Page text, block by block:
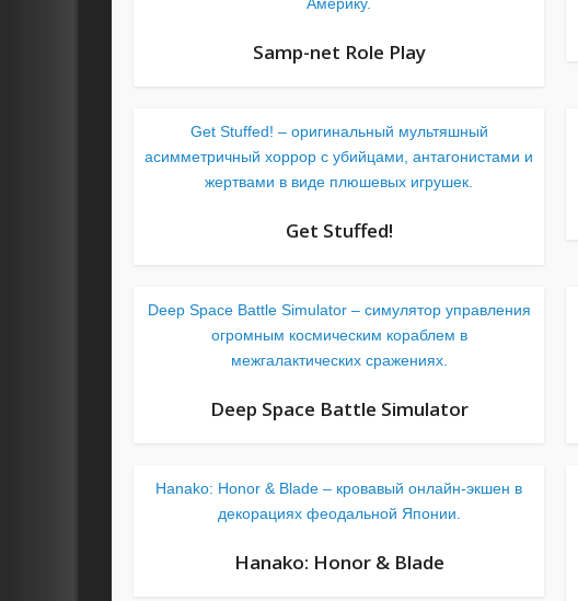
Samp-net Role Play
Get Stuffed! – оригинальный мультяшный
асимметричный хоррор с убийцами, антагонистами и
жертвами в виде плюшевых игрушек.
Get Stuffed!
Deep Space Battle Simulator – симулятор управления
огромным космическим кораблем в
межгалактических сражениях.
Deep Space Battle Simulator
Hanako: Honor & Blade – кровавый онлайн-экшен в
декорациях феодальной Японии.
Hanako: Honor & Blade